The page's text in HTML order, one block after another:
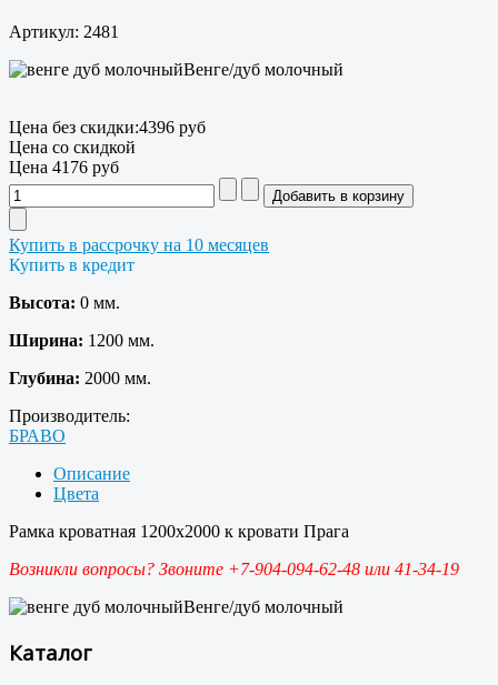
Артикул: 2481
Венге/дуб молочный
Цена без скидки:4396 руб
Цена со скидкой
Цена 4176 руб
Купить в рассрочку на 10 месяцев
Купить в кредит
Высота: 0 мм.
Ширина: 1200 мм.
Глубина: 2000 мм.
Производитель:
БРАВО
Описание
Цвета
Рамка кроватная 1200х2000 к кровати Прага
Возникли вопросы? Звоните +7-904-094-62-48 или 41-34-19
Венге/дуб молочный
Каталог